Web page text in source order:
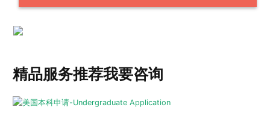
精品服务推荐我要咨询